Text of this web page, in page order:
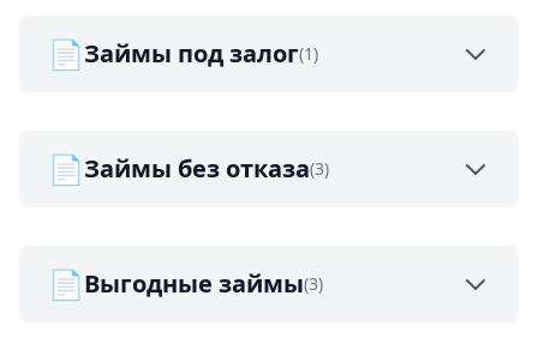
📄Займы под залог(1)
📄Займы без отказа(3)
📄Выгодные займы(3)